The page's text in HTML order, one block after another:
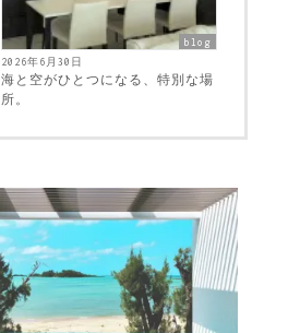
blog
2026年6月30日
海と空がひとつになる、特別な場
所。